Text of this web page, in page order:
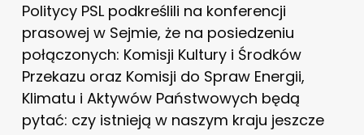
Politycy PSL podkreślili na konferencji
prasowej w Sejmie, że na posiedzeniu
połączonych: Komisji Kultury i Środków
Przekazu oraz Komisji do Spraw Energii,
Klimatu i Aktywów Państwowych będą
pytać: czy istnieją w naszym kraju jeszcze